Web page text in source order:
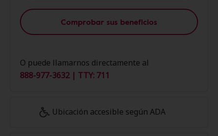
Comprobar sus beneficios
O puede llamarnos directamente al
888-977-3632 | TTY: 711
Ubicación accesible según ADA